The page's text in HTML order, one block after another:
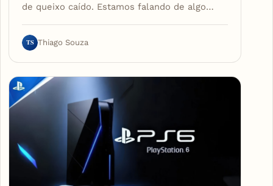
de queixo caído. Estamos falando de algo…
TS Thiago Souza